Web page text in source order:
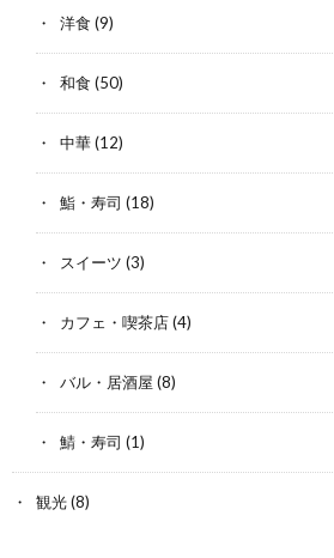
洋食 (9)
和食 (50)
中華(12)
鮨・寿司 (18)
スイーツ (3)
カフェ・喫茶店(4)
バル・居酒屋 (8)
鯖・寿司 (1)
観光(8)